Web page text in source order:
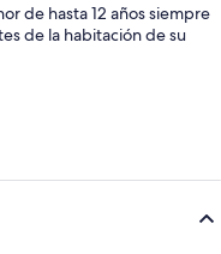
de hasta 12 años siempre
de la habitación de su